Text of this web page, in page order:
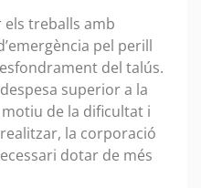
els treballs amb
pel perill
del talús.
superior a la
de la dificultat i
la corporació
dotar de més